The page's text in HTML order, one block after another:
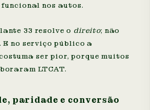
nos autos.
33 resolve o direito; não
E no serviço público a
ser pior, porque muitos
LTCAT.
paridade e conversão